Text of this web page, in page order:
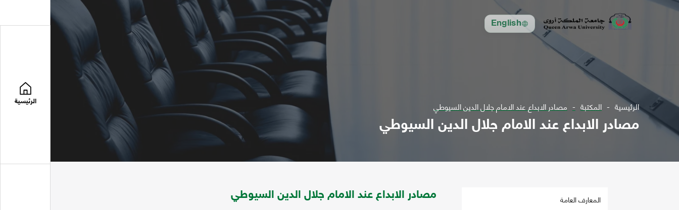
English
الرئيسية الرئيسية المكتبة مصادر الابداع عند الامام جلال الدين السيوطي
مصادر الابداع عند الامام جلال الدين السيوطي
المعارف العامة
مصادر الابداع عند الامام جلال الدين السيوطي